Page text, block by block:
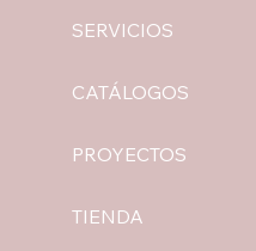
SERVICIOS
CATÁLOGOS
PROYECTOS
TIENDA